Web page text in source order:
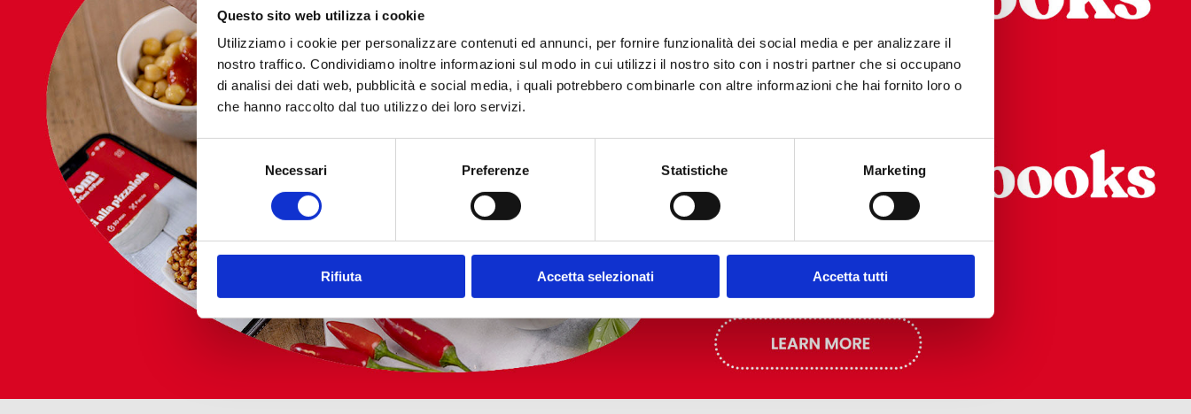
Questo sito web utilizza i cookie
Utilizziamo i cookie per personalizzare contenuti ed annunci, per fornire funzionalità dei social media e per analizzare il
nostro traffico. Condividiamo inoltre informazioni sul modo in cui utilizzi il nostro sito con i nostri partner che si occupano
di analisi dei dati web, pubblicità e social media, i quali potrebbero combinarle con altre informazioni che hai fornito loro o
che hanno raccolto dal tuo utilizzo dei loro servizi.
Selezione
consenso
Necessari Preferenze Statistiche Marketing
Rifiuta Accetta selezionati Accetta tutti
Difficulty
EASY
MEDIUM
HARD
Duration
0-30 MIN
35-60 MIN
65-120 MIN
LONGER
STRAINED TOMATOES
FINELY CHOPPED TOMATOES
CHOPPED TOMATOES
KETCHUP
APPETIZERS
FIRST COURSE
SIDE
RESET ALL FILTERS